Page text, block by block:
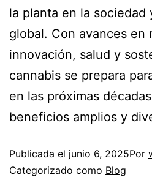
la planta en la sociedad
global. Con avances en
innovación, salud y
cannabis se prepara
en las próximas
beneficios amplios y
Publicada el junio 6, 2025Por
Categorizado como Blog